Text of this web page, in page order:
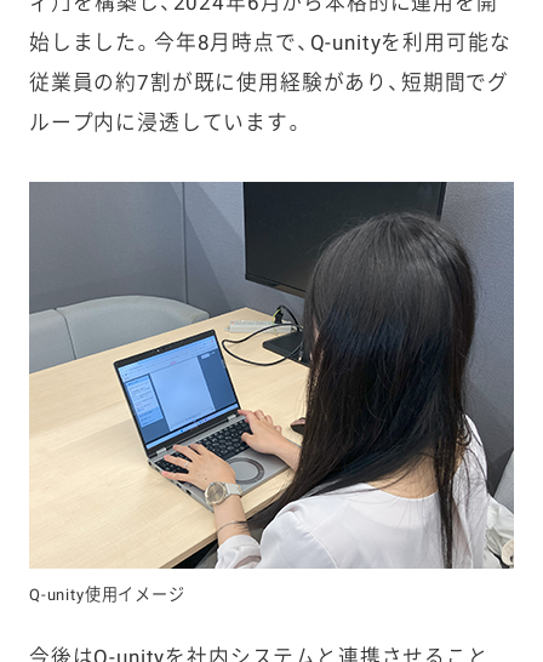
始しました。今年8月時点で、Q-unityを利用可能な
従業員の約7割が既に使用経験があり、短期間でグ
ループ内に浸透しています。
Q-unity使用イメージ
今後はQ-unityを社内システムと連携させること